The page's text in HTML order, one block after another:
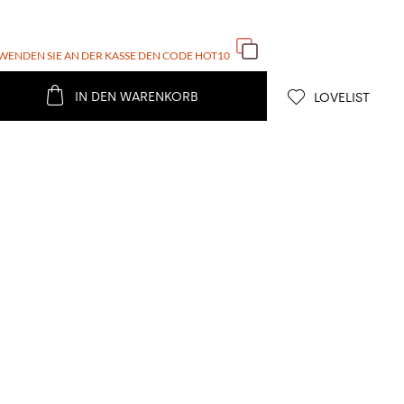
SIE AN DER KASSE DEN CODE HOT10
IN DEN WARENKORB LOVELIST